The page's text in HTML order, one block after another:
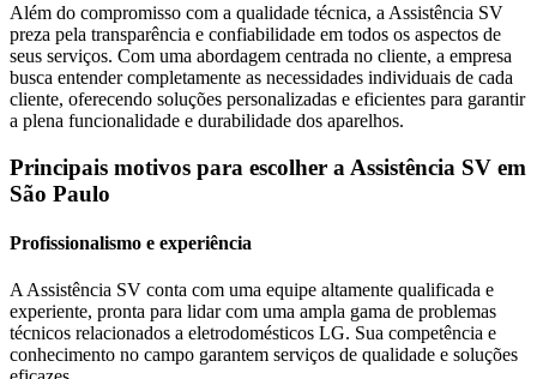
Além do compromisso com a qualidade técnica, a Assistência SV
preza pela transparência e confiabilidade em todos os aspectos de
seus serviços. Com uma abordagem centrada no cliente, a empresa
busca entender completamente as necessidades individuais de cada
cliente, oferecendo soluções personalizadas e eficientes para garantir
a plena funcionalidade e durabilidade dos aparelhos.
Principais motivos para escolher a Assistência SV em
São Paulo
Profissionalismo e experiência
A Assistência SV conta com uma equipe altamente qualificada e
experiente, pronta para lidar com uma ampla gama de problemas
técnicos relacionados a eletrodomésticos LG. Sua competência e
conhecimento no campo garantem serviços de qualidade e soluções